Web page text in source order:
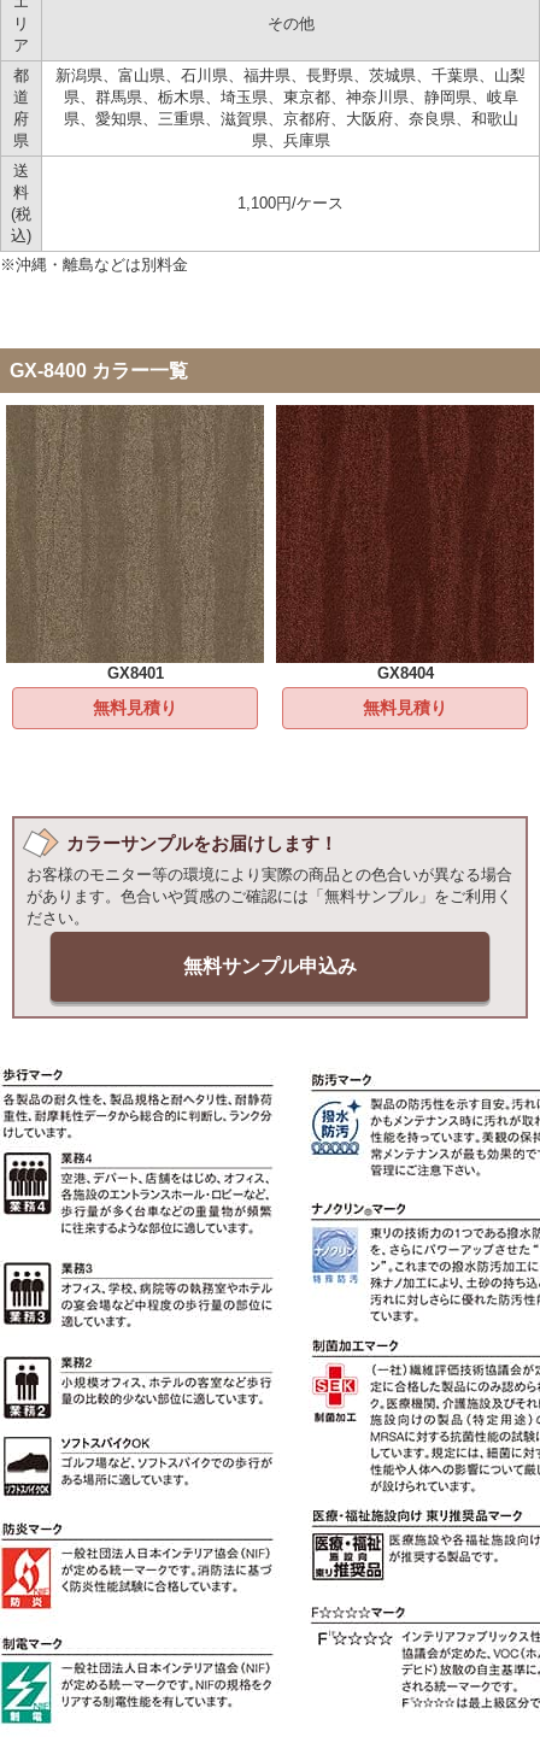
リ
ア
その他
都
道
府
県
新潟県、富山県、石川県、福井県、長野県、茨城県、千葉県、山梨
県、群馬県、栃木県、埼玉県、東京都、神奈川県、静岡県、岐阜
県、愛知県、三重県、滋賀県、京都府、大阪府、奈良県、和歌山
県、兵庫県
送
料
(税
込)
1,100円/ケース
※沖縄・離島などは別料金
GX-8400 カラー一覧
GX8401
無料見積り
GX8404
無料見積り
カラーサンプルをお届けします！
お客様のモニター等の環境により実際の商品との色合いが異なる場合
があります。色合いや質感のご確認には「無料サンプル」をご利用く
ださい。
無料サンプル申込み